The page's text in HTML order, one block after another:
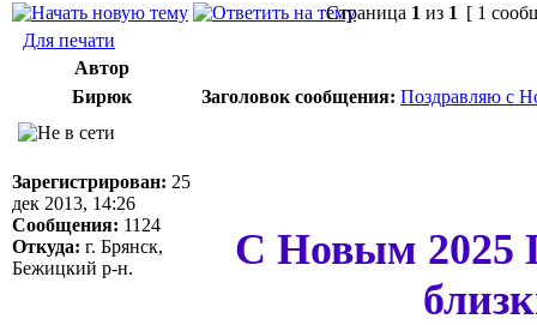
Страница 1 из 1 [ 1
Для печати
Автор
Бирюк
Заголовок сообщения: Поздравляю с
Зарегистрирован: 25
дек 2013, 14:26
Сообщения: 1124
Откуда: г. Брянск,
Бежицкий р-н.
С Новым 2025